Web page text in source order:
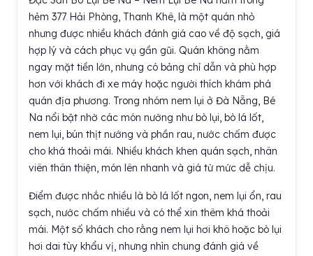
hẻm 377 Hải Phòng, Thanh Khê, là một quán nhỏ
nhưng được nhiều khách đánh giá cao về độ sạch, giá
hợp lý và cách phục vụ gần gũi. Quán không nằm
ngay mặt tiền lớn, nhưng có bảng chỉ dẫn và phù hợp
hơn với khách đi xe máy hoặc người thích khám phá
quán địa phương. Trong nhóm nem lụi ở Đà Nẵng, Bé
Na nổi bật nhờ các món nướng như bò lụi, bò lá lốt,
nem lụi, bún thịt nướng và phần rau, nước chấm được
cho khá thoải mái. Nhiều khách khen quán sạch, nhân
viên thân thiện, món lên nhanh và giá từ mức dễ chịu.
Điểm được nhắc nhiều là bò lá lốt ngon, nem lụi ổn, rau
sạch, nước chấm nhiều và có thể xin thêm khá thoải
mái. Một số khách cho rằng nem lụi hơi khô hoặc bò lụi
hơi dai tùy khẩu vị, nhưng nhìn chung đánh giá về